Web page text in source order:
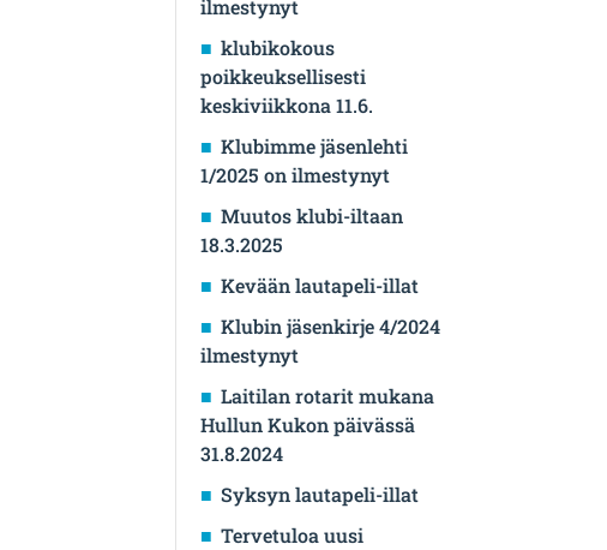
ilmestynyt
klubikokous
poikkeuksellisesti
keskiviikkona 11.6.
Klubimme jäsenlehti
1/2025 on ilmestynyt
Muutos klubi-iltaan
18.3.2025
Kevään lautapeli-illat
Klubin jäsenkirje 4/2024
ilmestynyt
Laitilan rotarit mukana
Hullun Kukon päivässä
31.8.2024
Syksyn lautapeli-illat
Tervetuloa uusi